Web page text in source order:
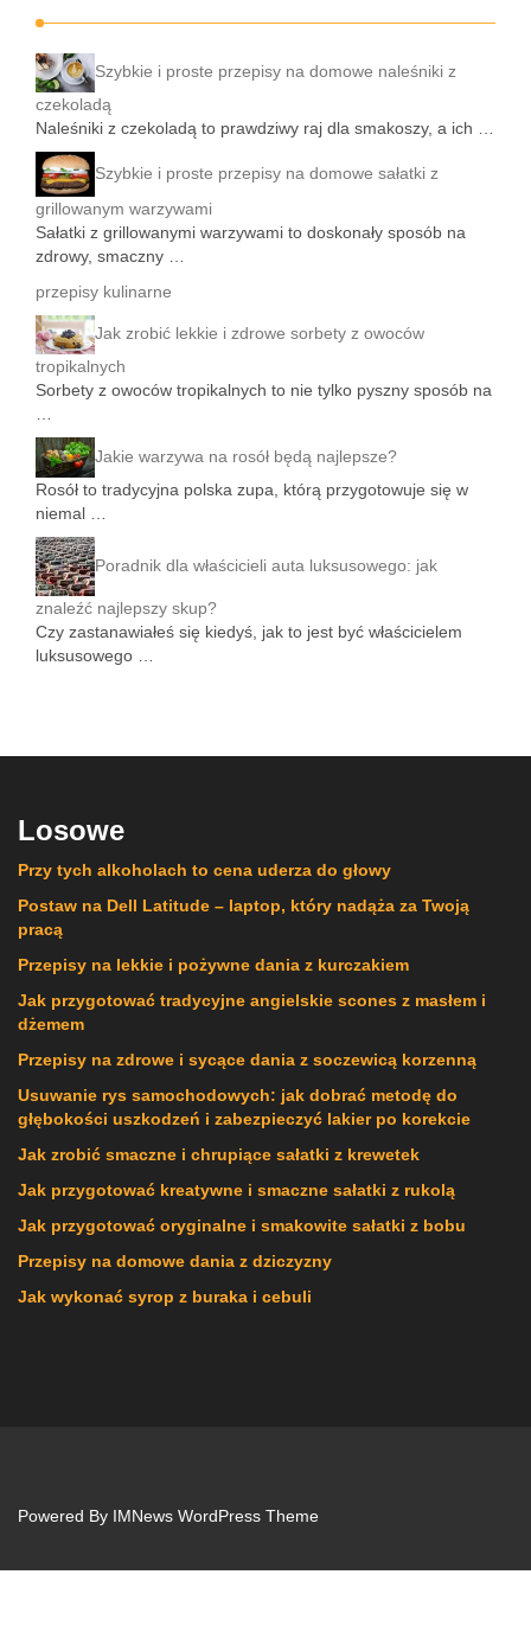
Szybkie i proste przepisy na domowe naleśniki z
czekoladą
Naleśniki z czekoladą to prawdziwy raj dla smakoszy, a ich …
Szybkie i proste przepisy na domowe sałatki z
grillowanym warzywami
Sałatki z grillowanymi warzywami to doskonały sposób na
zdrowy, smaczny …
przepisy kulinarne
Jak zrobić lekkie i zdrowe sorbety z owoców
tropikalnych
Sorbety z owoców tropikalnych to nie tylko pyszny sposób na
…
Jakie warzywa na rosół będą najlepsze?
Rosół to tradycyjna polska zupa, którą przygotowuje się w
niemal …
Poradnik dla właścicieli auta luksusowego: jak
znaleźć najlepszy skup?
Czy zastanawiałeś się kiedyś, jak to jest być właścicielem
luksusowego …
Losowe
Przy tych alkoholach to cena uderza do głowy
Postaw na Dell Latitude – laptop, który nadąża za Twoją
pracą
Przepisy na lekkie i pożywne dania z kurczakiem
Jak przygotować tradycyjne angielskie scones z masłem i
dżemem
Przepisy na zdrowe i sycące dania z soczewicą korzenną
Usuwanie rys samochodowych: jak dobrać metodę do
głębokości uszkodzeń i zabezpieczyć lakier po korekcie
Jak zrobić smaczne i chrupiące sałatki z krewetek
Jak przygotować kreatywne i smaczne sałatki z rukolą
Jak przygotować oryginalne i smakowite sałatki z bobu
Przepisy na domowe dania z dziczyzny
Jak wykonać syrop z buraka i cebuli
Powered By IMNews WordPress Theme